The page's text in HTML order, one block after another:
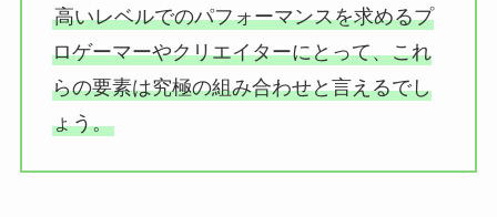
高いレベルでのパフォーマンスを求めるプ
ロゲーマーやクリエイターにとって、これ
らの要素は究極の組み合わせと言えるでし
ょう。